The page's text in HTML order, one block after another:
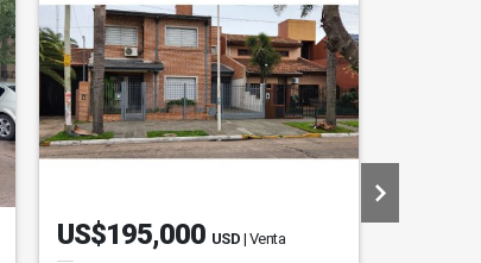
US$195,000 USD | Venta